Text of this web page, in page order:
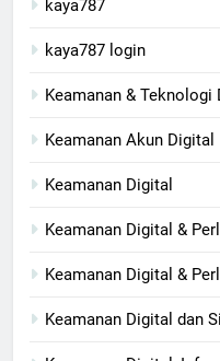
kaya787
kaya787 login
Keamanan & Teknologi
Keamanan Akun Digital
Keamanan Digital
Keamanan Digital &
Keamanan Digital &
Keamanan Digital dan